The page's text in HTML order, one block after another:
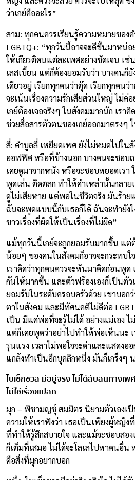
ว่าเกย์คืออะไร”
สาม: ทุกคนควรเรียนรู้ความหมายของ
LGBTQ+: “ทุกวันนี้อาจจะดีขึ้นมาหน่
ให้เกียรติคนแต่ละเพศอย่างชัดเจน เ
เลสเบี้ยน แต่ก็ต้องยอมรับว่า บางคนก็
เดียวอยู่ เรียกทุกคนว่าตุ๊ด เรียกทุกคนว่
จะเน้นเรื่องความรักเสียส่วนใหญ่ ไม่
เกย์ต้องเจอจริงๆ ในสังคมมากนัก เรา
ช่วยสื่อสารตัวตนของเกย์ออกมาตรงๆ
สี่: คำบูลลี่ เหยียดเพศ ยังไม่หมดไปใน
ออฟฟิศ หรือที่ข้างนอก บางคนจะชอบ
เคยดูมาจากหนัง หรือจะชอบหยอดเรา
พูดเล่น ติดตลก ทำให้คำเหล่านั้นกลาย
ดูไม่เสียหาย แต่พอในชีวิตจริง มันร้าย
ฉันจะพูดแบบนี้กับเธอก็ได้ ฉันจะทำยัง
ขาวเรื่องที่ผิดให้เป็นเรื่องที่ไม่ผิด”
แม้ทุกวันนี้เกย์จะถูกยอมรับมากขึ้น แต่
น้อยๆ ของคนในสังคมก็อาจจะกระทบใ
เราคิดว่าทุกคนควรจะหันมาคิดก่อนพูด
กันให้มากขึ้น และตัวฟร้องเองก็เป็นตั
ยอมรับในระดับครอบครัวด้วย เขาบอ
ตาในสังคม และมีทัศนคติไม่ดีต่อ
เป็น มีแค่พ่อที่จะรู้ไม่ได้ อย่างแม่เอง ไ
แต่ก็เคยพูดว่าอย่าไปทำให้พ่อเห็นนะ
รุนแรง เวลาไม่พอใจจะด่าและแสดงออ
แกล้งทำเป็นอีกบุคลิกหนึ่ง มันก็เกร็งๆ
ไบเซ็กชวล มีอยู่จริง ไม่ได้สับสนทางเ
ไม่ใช่เรื่องแปลก
มุก – พิชามญชุ์ สมมิตร นิยามตัวเองเ
ความให้เราฟังว่า เธอเป็นเพียงผู้หญิ
ที่ทำให้รู้สึกสบายใจ และแม้จะชอบสอง
ก็เต็มที่เสมอ ไม่ได้จะโลเลไปหาคนอื่
คือสิ่งที่มุกอยากบอก